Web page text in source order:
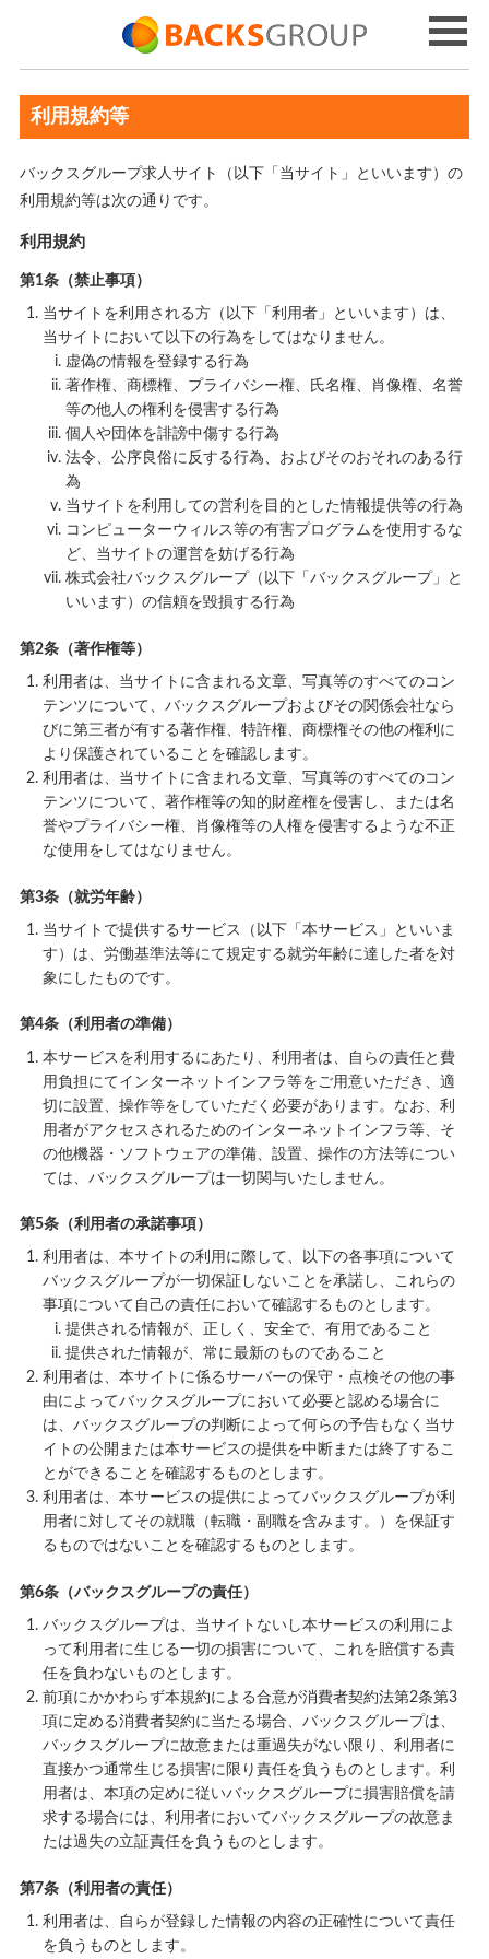
利用規約等
バックスグループ求人サイト（以下「当サイト」といいます）の
利用規約等は次の通りです。
利用規約
第1条（禁止事項）
当サイトを利用される方（以下「利用者」といいます）は、
当サイトにおいて以下の行為をしてはなりません。
虚偽の情報を登録する行為
著作権、商標権、プライバシー権、氏名権、肖像権、名誉
等の他人の権利を侵害する行為
個人や団体を誹謗中傷する行為
法令、公序良俗に反する行為、およびそのおそれのある行
為
当サイトを利用しての営利を目的とした情報提供等の行為
コンピューターウィルス等の有害プログラムを使用するな
ど、当サイトの運営を妨げる行為
株式会社バックスグループ（以下「バックスグループ」と
いいます）の信頼を毀損する行為
第2条（著作権等）
利用者は、当サイトに含まれる文章、写真等のすべてのコン
テンツについて、バックスグループおよびその関係会社なら
びに第三者が有する著作権、特許権、商標権その他の権利に
より保護されていることを確認します。
利用者は、当サイトに含まれる文章、写真等のすべてのコン
テンツについて、著作権等の知的財産権を侵害し、または名
誉やプライバシー権、肖像権等の人権を侵害するような不正
な使用をしてはなりません。
第3条（就労年齢）
当サイトで提供するサービス（以下「本サービス」といいま
す）は、労働基準法等にて規定する就労年齢に達した者を対
象にしたものです。
第4条（利用者の準備）
本サービスを利用するにあたり、利用者は、自らの責任と費
用負担にてインターネットインフラ等をご用意いただき、適
切に設置、操作等をしていただく必要があります。なお、利
用者がアクセスされるためのインターネットインフラ等、そ
の他機器・ソフトウェアの準備、設置、操作の方法等につい
ては、バックスグループは一切関与いたしません。
第5条（利用者の承諾事項）
利用者は、本サイトの利用に際して、以下の各事項について
バックスグループが一切保証しないことを承諾し、これらの
事項について自己の責任において確認するものとします。
提供される情報が、正しく、安全で、有用であること
提供された情報が、常に最新のものであること
利用者は、本サイトに係るサーバーの保守・点検その他の事
由によってバックスグループにおいて必要と認める場合に
は、バックスグループの判断によって何らの予告もなく当サ
イトの公開または本サービスの提供を中断または終了するこ
とができることを確認するものとします。
利用者は、本サービスの提供によってバックスグループが利
用者に対してその就職（転職・副職を含みます。）を保証す
るものではないことを確認するものとします。
第6条（バックスグループの責任）
バックスグループは、当サイトないし本サービスの利用によ
って利用者に生じる一切の損害について、これを賠償する責
任を負わないものとします。
前項にかかわらず本規約による合意が消費者契約法第2条第3
項に定める消費者契約に当たる場合、バックスグループは、
バックスグループに故意または重過失がない限り、利用者に
直接かつ通常生じる損害に限り責任を負うものとします。利
用者は、本項の定めに従いバックスグループに損害賠償を請
求する場合には、利用者においてバックスグループの故意ま
たは過失の立証責任を負うものとします。
第7条（利用者の責任）
利用者は、自らが登録した情報の内容の正確性について責任
を負うものとします。